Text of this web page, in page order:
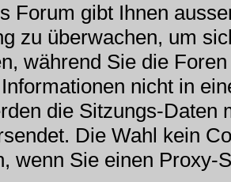
Forum gibt Ihnen
zu überwachen, um
während Sie die
nicht in
die Sitzungs-Daten
Die Wahl kein
wenn Sie einen Proxy-